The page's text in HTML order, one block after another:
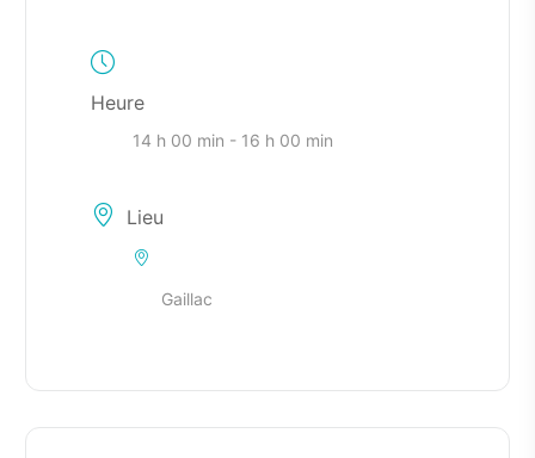
Heure
14 h 00 min - 16 h 00 min
Lieu
Gaillac